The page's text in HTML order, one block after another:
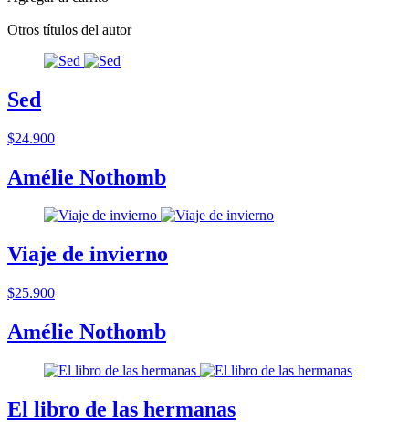
Otros títulos del autor
Sed
$24.900
Amélie Nothomb
Viaje de invierno
$25.900
Amélie Nothomb
El libro de las hermanas